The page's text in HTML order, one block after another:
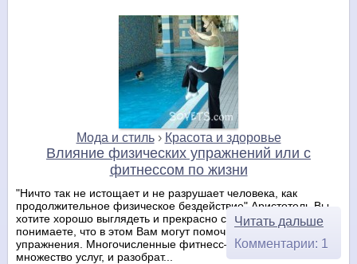
Мода и стиль› Красота и здоровье
Влияние физических упражнений или с
фитнессом по жизни
"Ничто так не истощает и не разрушает человека, как
продолжительное физическое бездействие" Аристотель Вы
хотите хорошо выглядеть и прекрасно себя чувствовать? И
понимаете, что в этом Вам могут помочь физические
упражнения. Многочисленные фитнесс–клубы предлагают
множество услуг, и разобрат...
Читать дальше
Комментарии: 1